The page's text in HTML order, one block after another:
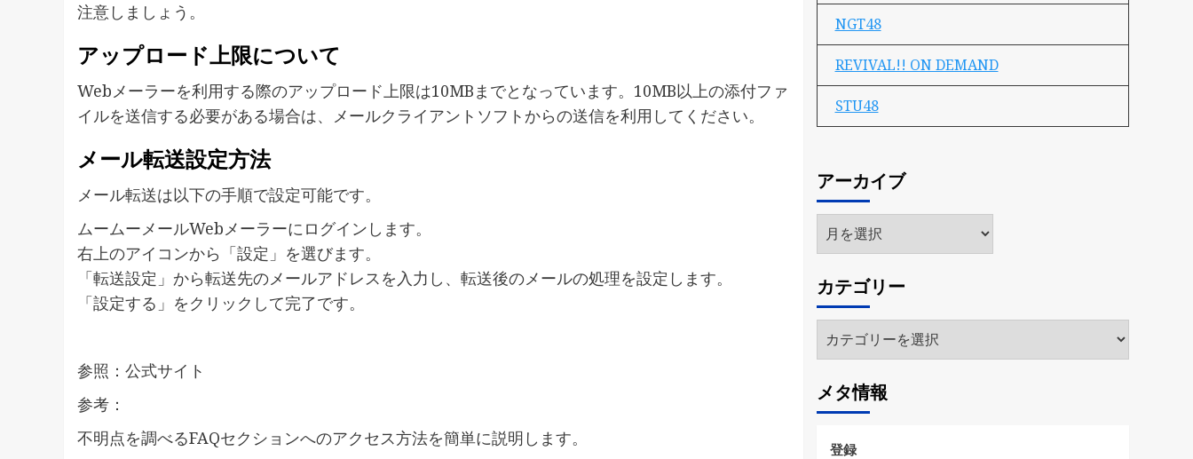
注意しましょう。
アップロード上限について
Webメーラーを利用する際のアップロード上限は10MBまでとなっています。10MB以上の添付ファ
イルを送信する必要がある場合は、メールクライアントソフトからの送信を利用してください。
メール転送設定方法
メール転送は以下の手順で設定可能です。
ムームーメールWebメーラーにログインします。
右上のアイコンから「設定」を選びます。
「転送設定」から転送先のメールアドレスを入力し、転送後のメールの処理を設定します。
「設定する」をクリックして完了です。
参照：公式サイト
参考：
不明点を調べるFAQセクションへのアクセス方法を簡単に説明します。
NGT48
REVIVAL!! ON DEMAND
STU48
アーカイブ
ア
ー
イ
ブ
カテゴリー
テ
リ
ー
メタ情報
登録